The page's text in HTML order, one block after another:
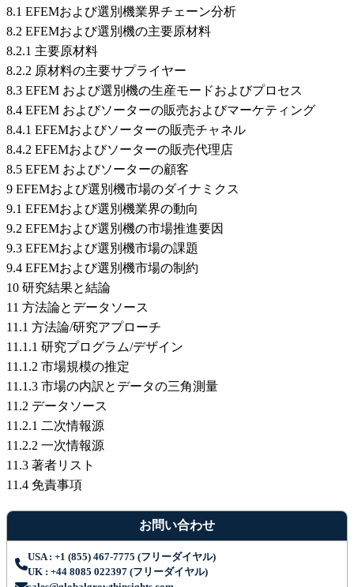
8.1 EFEMおよび選別機業界チェーン分析
8.2 EFEMおよび選別機の主要原材料
8.2.1 主要原材料
8.2.2 原材料の主要サプライヤー
8.3 EFEM および選別機の生産モードおよびプロセス
8.4 EFEM およびソーターの販売およびマーケティング
8.4.1 EFEMおよびソーターの販売チャネル
8.4.2 EFEMおよびソーターの販売代理店
8.5 EFEM およびソーターの顧客
9 EFEMおよび選別機市場のダイナミクス
9.1 EFEMおよび選別機業界の動向
9.2 EFEMおよび選別機の市場推進要因
9.3 EFEMおよび選別機市場の課題
9.4 EFEMおよび選別機市場の制約
10 研究結果と結論
11 方法論とデータソース
11.1 方法論/研究アプローチ
11.1.1 研究プログラム/デザイン
11.1.2 市場規模の推定
11.1.3 市場の内訳とデータの三角測量
11.2 データソース
11.2.1 二次情報源
11.2.2 一次情報源
11.3 著者リスト
11.4 免責事項
お問い合わせ
USA : +1 (855) 467-7775 (フリーダイヤル)
UK : +44 8085 022397 (フリーダイヤル)